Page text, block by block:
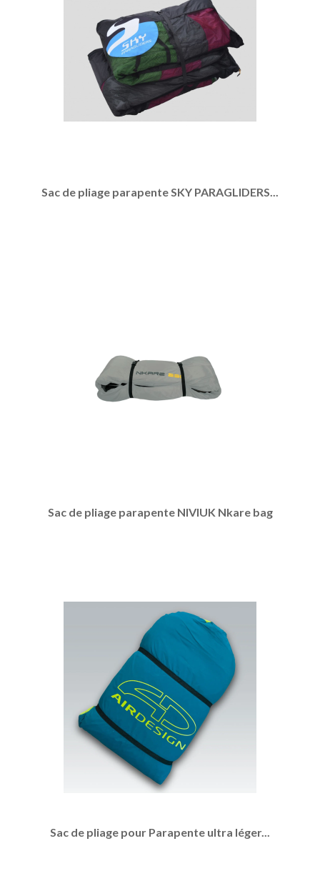
Sac de pliage parapente SKY PARAGLIDERS...
Sac de pliage parapente NIVIUK Nkare bag
Sac de pliage pour Parapente ultra léger...